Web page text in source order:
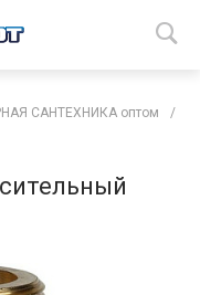
САНТЕХНИКА оптом /